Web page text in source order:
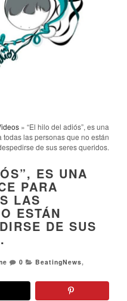
» “El hilo del adiós”, es una
las personas que no están
de sus seres queridos.
ES UNA
PARA
LAS
ESTÁN
DE SUS
0 BeatingNews,